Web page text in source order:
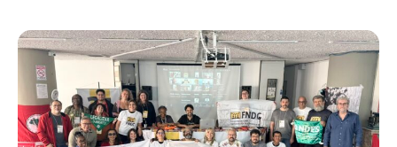
FNDC aprova plataforma de 20 pontos para as eleições 2026